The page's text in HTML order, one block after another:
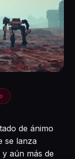
de ánimo
se lanza
aún más de